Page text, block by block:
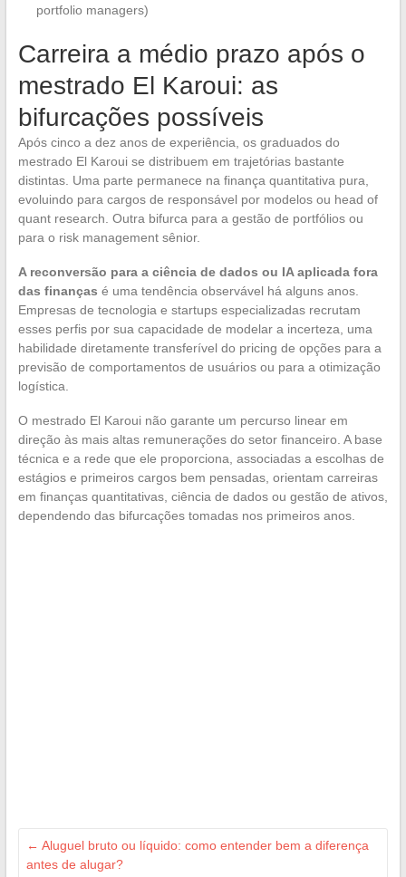
portfolio managers)
Carreira a médio prazo após o
mestrado El Karoui: as
bifurcações possíveis
Após cinco a dez anos de experiência, os graduados do
mestrado El Karoui se distribuem em trajetórias bastante
distintas. Uma parte permanece na finança quantitativa pura,
evoluindo para cargos de responsável por modelos ou head of
quant research. Outra bifurca para a gestão de portfólios ou
para o risk management sênior.
A reconversão para a ciência de dados ou IA aplicada fora
das finanças é uma tendência observável há alguns anos.
Empresas de tecnologia e startups especializadas recrutam
esses perfis por sua capacidade de modelar a incerteza, uma
habilidade diretamente transferível do pricing de opções para a
previsão de comportamentos de usuários ou para a otimização
logística.
O mestrado El Karoui não garante um percurso linear em
direção às mais altas remunerações do setor financeiro. A base
técnica e a rede que ele proporciona, associadas a escolhas de
estágios e primeiros cargos bem pensadas, orientam carreiras
em finanças quantitativas, ciência de dados ou gestão de ativos,
dependendo das bifurcações tomadas nos primeiros anos.
← Aluguel bruto ou líquido: como entender bem a diferença
antes de alugar?